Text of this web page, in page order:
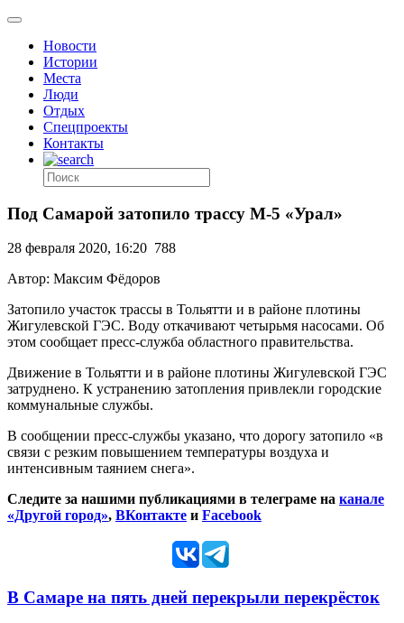
Новости
Истории
Места
Люди
Отдых
Спецпроекты
Контакты
Под Самарой затопило трассу М-5 «Урал»
28 февраля 2020, 16:20 788
Автор: Максим Фёдоров
Затопило участок трассы в Тольятти и в районе плотины
Жигулевской ГЭС. Воду откачивают четырьмя насосами. Об
этом сообщает пресс-служба областного правительства.
Движение в Тольятти и в районе плотины Жигулевской ГЭС
затруднено. К устранению затопления привлекли городские
коммунальные службы.
В сообщении пресс-службы указано, что дорогу затопило «в
связи с резким повышением температуры воздуха и
интенсивным таянием снега».
Следите за нашими публикациями в телеграме на канале
«Другой город», ВКонтакте и Facebook
В Самаре на пять дней перекрыли перекрёсток